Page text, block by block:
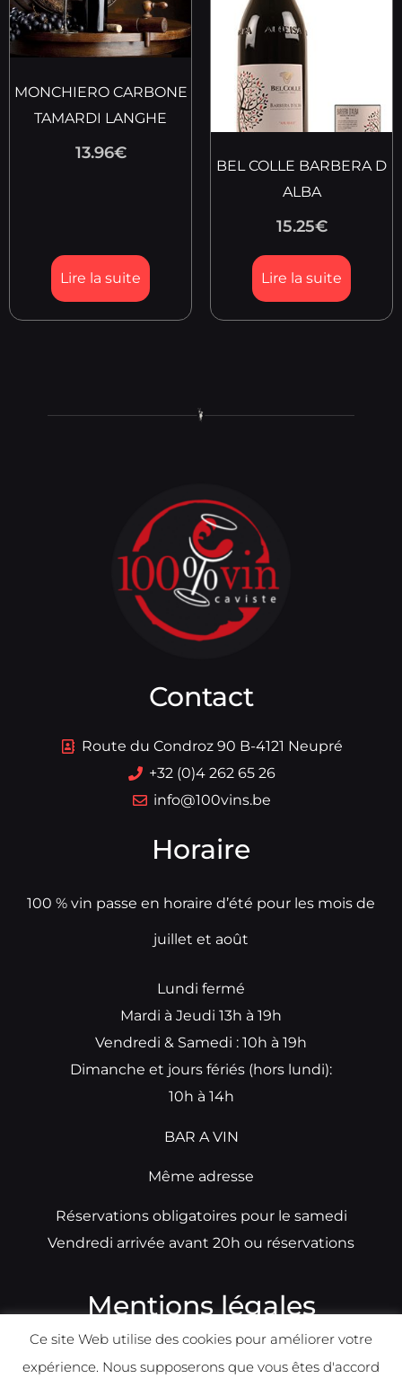
MONCHIERO CARBONE
TAMARDI LANGHE
13.96€
Lire la suite
BEL COLLE BARBERA D
ALBA
15.25€
Lire la suite
Contact
Route du Condroz 90 B-4121 Neupré
+32 (0)4 262 65 26
info@100vins.be
Horaire
100 % vin passe en horaire d’été pour les mois de
juillet et août
Lundi fermé
Mardi à Jeudi 13h à 19h
Vendredi & Samedi : 10h à 19h
Dimanche et jours fériés (hors lundi):
10h à 14h
BAR A VIN
Même adresse
Réservations obligatoires pour le samedi
Vendredi arrivée avant 20h ou réservations
Mentions légales
Ce site Web utilise des cookies pour améliorer votre
expérience. Nous supposerons que vous êtes d'accord